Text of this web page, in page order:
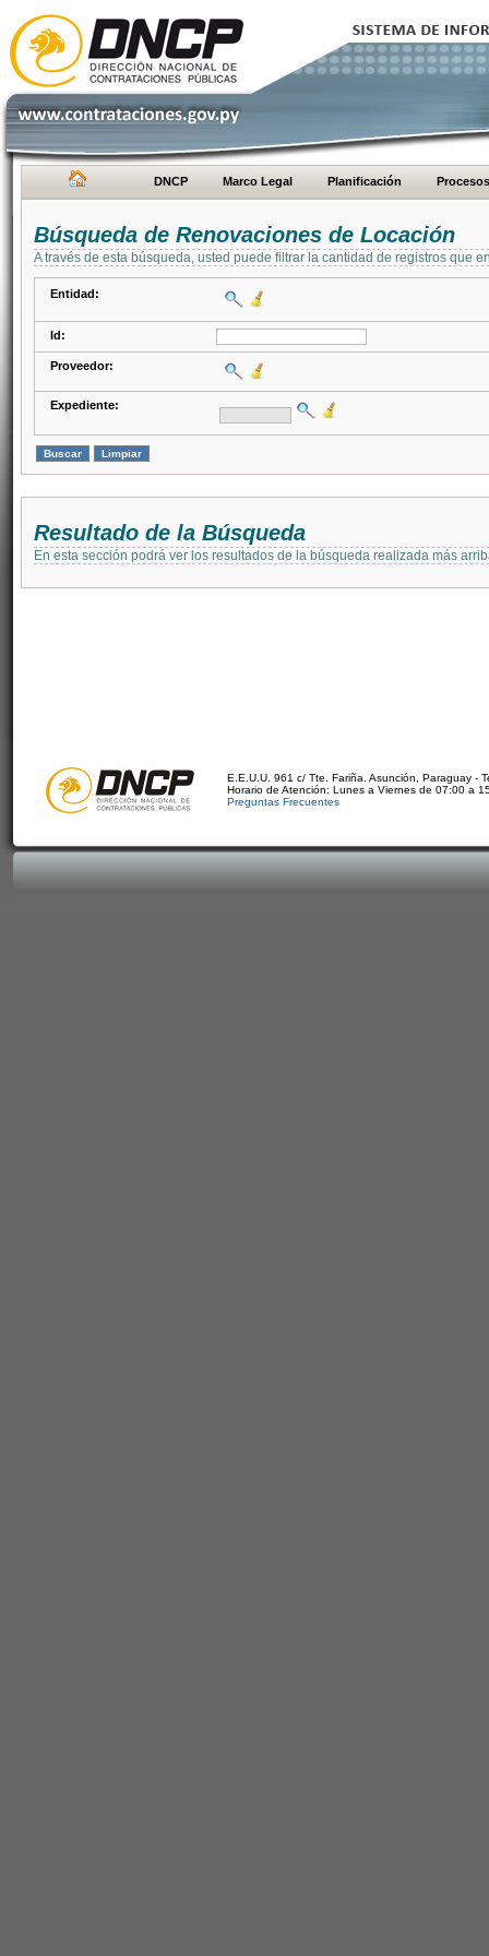
DNCP Marco Legal Planificación Procesos
Búsqueda de Renovaciones de Locación
A través de esta búsqueda, usted puede filtrar la cantidad de registros que
Entidad:
Id:
Proveedor:
Expediente:
Resultado de la Búsqueda
En esta sección podrá ver los resultados de la búsqueda realizada más
E.E.U.U. 961 c/ Tte. Fariña. Asunción, Paraguay -
Horario de Atención: Lunes a Viernes de 07:00 a
Preguntas Frecuentes